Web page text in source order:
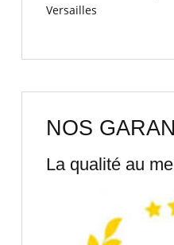
Versailles
NOS
La qualité au